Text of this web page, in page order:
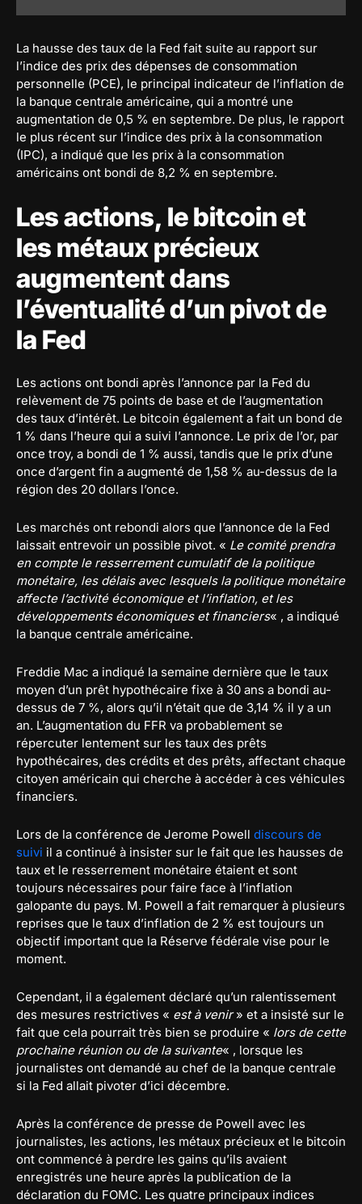
La hausse des taux de la Fed fait suite au rapport sur
l’indice des prix des dépenses de consommation
personnelle (PCE), le principal indicateur de l’inflation de
la banque centrale américaine, qui a montré une
augmentation de 0,5 % en septembre. De plus, le rapport
le plus récent sur l’indice des prix à la consommation
(IPC), a indiqué que les prix à la consommation
américains ont bondi de 8,2 % en septembre.
Les actions, le bitcoin et
les métaux précieux
augmentent dans
l’éventualité d’un pivot de
la Fed
Les actions ont bondi après l’annonce par la Fed du
relèvement de 75 points de base et de l’augmentation
des taux d’intérêt. Le bitcoin également a fait un bond de
1 % dans l’heure qui a suivi l’annonce. Le prix de l’or, par
once troy, a bondi de 1 % aussi, tandis que le prix d’une
once d’argent fin a augmenté de 1,58 % au-dessus de la
région des 20 dollars l’once.
Les marchés ont rebondi alors que l’annonce de la Fed
laissait entrevoir un possible pivot. « Le comité prendra
en compte le resserrement cumulatif de la politique
monétaire, les délais avec lesquels la politique monétaire
affecte l’activité économique et l’inflation, et les
développements économiques et financiers« , a indiqué
la banque centrale américaine.
Freddie Mac a indiqué la semaine dernière que le taux
moyen d’un prêt hypothécaire fixe à 30 ans a bondi au-
dessus de 7 %, alors qu’il n’était que de 3,14 % il y a un
an. L’augmentation du FFR va probablement se
répercuter lentement sur les taux des prêts
hypothécaires, des crédits et des prêts, affectant chaque
citoyen américain qui cherche à accéder à ces véhicules
financiers.
Lors de la conférence de Jerome Powell discours de
suivi il a continué à insister sur le fait que les hausses de
taux et le resserrement monétaire étaient et sont
toujours nécessaires pour faire face à l’inflation
galopante du pays. M. Powell a fait remarquer à plusieurs
reprises que le taux d’inflation de 2 % est toujours un
objectif important que la Réserve fédérale vise pour le
moment.
Cependant, il a également déclaré qu’un ralentissement
des mesures restrictives « est à venir» et a insisté sur le
fait que cela pourrait très bien se produire « lors de cette
prochaine réunion ou de la suivante« , lorsque les
journalistes ont demandé au chef de la banque centrale
si la Fed allait pivoter d’ici décembre.
Après la conférence de presse de Powell avec les
journalistes, les actions, les métaux précieux et le bitcoin
ont commencé à perdre les gains qu’ils avaient
enregistrés une heure après la publication de la
déclaration du FOMC. Les quatre principaux indices